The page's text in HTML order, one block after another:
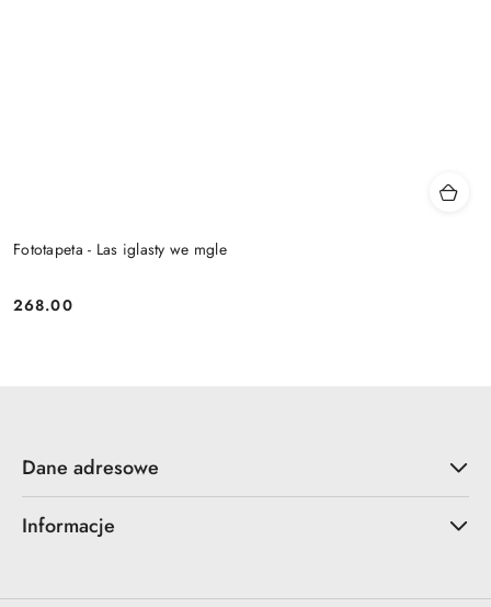
Fototapeta - Las iglasty we mgle
Cena:
268.00
Dane adresowe
Informacje